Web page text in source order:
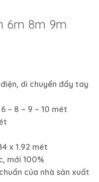
6m 8m 9m
di chuyển đẩy tay
– 8 – 9 – 10 mét
x 1.92 mét
mới 100%
của nhà sản xuất